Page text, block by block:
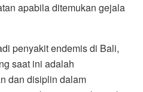
apabila ditemukan gejala
penyakit endemis di Bali,
saat ini adalah
dan disiplin dalam